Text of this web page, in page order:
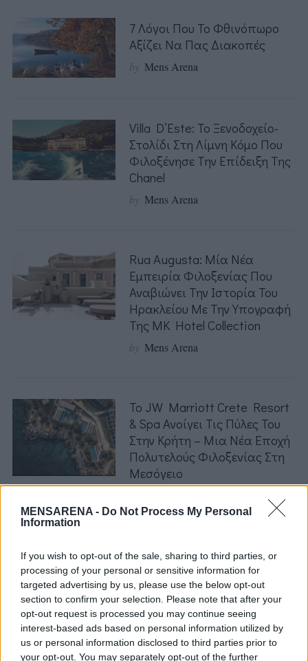
MENSARENA - Do Not Process My Personal
Information
If you wish to opt-out of the sale, sharing to third parties, or
processing of your personal or sensitive information for
targeted advertising by us, please use the below opt-out
section to confirm your selection. Please note that after your
opt-out request is processed you may continue seeing
interest-based ads based on personal information utilized by
us or personal information disclosed to third parties prior to
your opt-out. You may separately opt-out of the further
7 Λόγοι Που Το Φθινόπωρο
Αξίζει Να Πας Διακοπές
by Mens Arena
Villa D’Este: Το Ξενοδοχείο-
Στολίδι Στη Λίμνη Κόμο Που
Φιλοξένησε Την Επίδειξη Της
Chanel
by Mens Arena
Rua Augusta: Μία Νέα
Εμπειρία Φιλοξενίας Που
Αναβιώνει Την Ιστορία Του
Ηρακλείου Με Την Υπογραφή
Της MK Hotel Collection
by Mens Arena
Το JW Marriott Crete Resort
& Spa Ανοίγει Τις Πύλες Του
Στην Κρήτη – Μια Νέα Εποχή
Πολυτελούς Φιλοξενίας Στη
Μεσόγειο
Η Mayor Ανακοινώνει Την
Έναρξη Λειτουργίας Του Unda
Στην Κέρκυρα
by Mens Arena
S
e
r
c
h
f
o
r
: